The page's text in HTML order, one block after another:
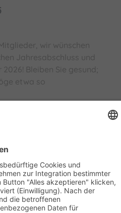
wir wünschen
Jahresabschluss und
Bleiben Sie gesund;
etwa so
Geschäftsstelle Adlershof
Kekuléstraße 2-4
12489 Berlin